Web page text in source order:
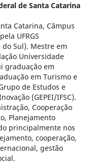
de Santa Catarina
Catarina, Câmpus
UFRGS
Sul). Mestre em
Universidade
graduação em
em Turismo e
de Estudos e
(GEPEI/IFSC).
Cooperação
Planejamento
principalmente nos
cooperação,
gestão